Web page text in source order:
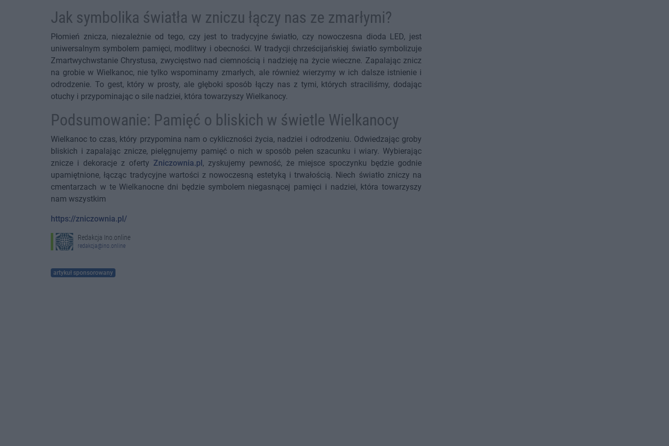
Jak symbolika światła w zniczu łączy nas ze zmarłymi?
Płomień znicza, niezależnie od tego, czy jest to tradycyjne światło, czy nowoczesna dioda LED, jest
uniwersalnym symbolem pamięci, modlitwy i obecności. W tradycji chrześcijańskiej światło symbolizuje
Zmartwychwstanie Chrystusa, zwycięstwo nad ciemnością i nadzieję na życie wieczne. Zapalając znicz
na grobie w Wielkanoc, nie tylko wspominamy zmarłych, ale również wierzymy w ich dalsze istnienie i
odrodzenie. To gest, który w prosty, ale głęboki sposób łączy nas z tymi, których straciliśmy, dodając
otuchy i przypominając o sile nadziei, która towarzyszy Wielkanocy.
Podsumowanie: Pamięć o bliskich w świetle Wielkanocy
Wielkanoc to czas, który przypomina nam o cykliczności życia, nadziei i odrodzeniu. Odwiedzając groby
bliskich i zapalając znicze, pielęgnujemy pamięć o nich w sposób pełen szacunku i wiary. Wybierając
znicze i dekoracje z oferty Zniczownia.pl, zyskujemy pewność, że miejsce spoczynku będzie godnie
upamiętnione, łącząc tradycyjne wartości z nowoczesną estetyką i trwałością. Niech światło zniczy na
cmentarzach w te Wielkanocne dni będzie symbolem niegasnącej pamięci i nadziei, która towarzyszy
nam wszystkim
https://zniczownia.pl/
Redakcja Ino.online
redakcja@ino.online
artykuł sponsorowany